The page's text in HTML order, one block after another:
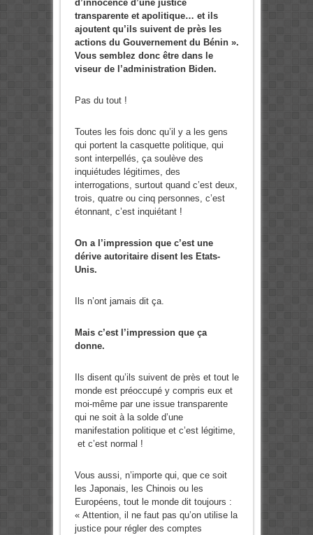
d’innocence d’une justice
transparente et apolitique… et ils
ajoutent qu’ils suivent de près les
actions du Gouvernement du Bénin ».
Vous semblez donc être dans le
viseur de l’administration Biden.
Pas du tout !
Toutes les fois donc qu’il y a les gens
qui portent la casquette politique, qui
sont interpellés, ça soulève des
inquiétudes légitimes, des
interrogations, surtout quand c’est deux,
trois, quatre ou cinq personnes, c’est
étonnant, c’est inquiétant !
On a l’impression que c’est une
dérive autoritaire disent les Etats-
Unis.
Ils n’ont jamais dit ça.
Mais c’est l’impression que ça
donne.
Ils disent qu’ils suivent de près et tout le
monde est préoccupé y compris eux et
moi-même par une issue transparente
qui ne soit à la solde d’une
manifestation politique et c’est légitime,
et c’est normal !
Vous aussi, n’importe qui, que ce soit
les Japonais, les Chinois ou les
Européens, tout le monde dit toujours :
« Attention, il ne faut pas qu’on utilise la
justice pour régler des comptes